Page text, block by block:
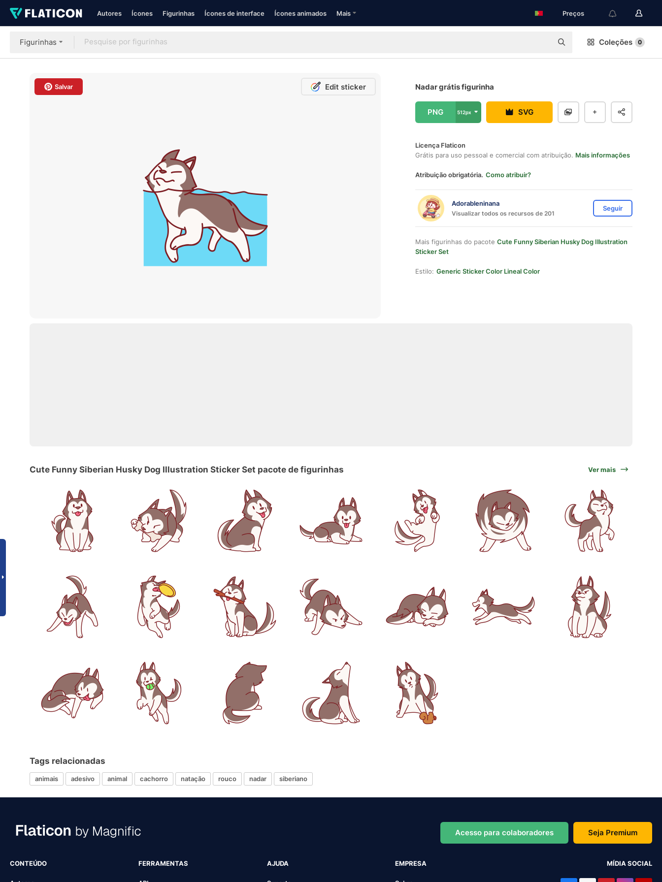
Autores Ícones Figurinhas Ícones de interface Ícones animados Mais Preços
Figurinhas Coleções 0
Salvar Edit sticker Nadar grátis figurinha
PNG 512px SVG
Licença Flaticon
Grátis para uso pessoal e comercial com atribuição. Mais informações
Atribuição obrigatória. Como atribuir?
Adorableninana
Visualizar todos os recursos de 201
Seguir
Mais figurinhas do pacote Cute Funny Siberian Husky Dog Illustration
Sticker Set
Estilo: Generic Sticker Color Lineal Color
Cute Funny Siberian Husky Dog Illustration Sticker Set pacote de figurinhas Ver mais
Tags relacionadas
animais adesivo animal cachorro natação rouco nadar siberiano
Acesso para colaboradores Seja Premium
CONTEÚDO FERRAMENTAS AJUDA EMPRESA MÍDIA SOCIAL